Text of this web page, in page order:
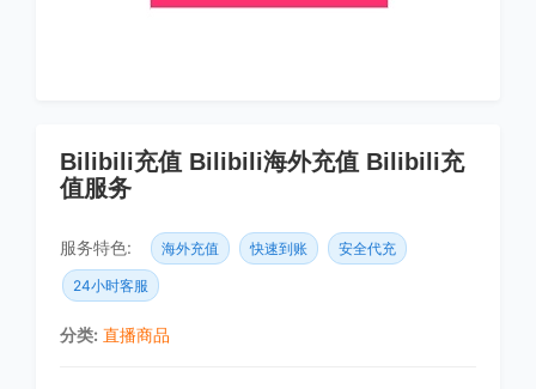
Bilibili充值 Bilibili海外充值 Bilibili充
值服务
服务特色: 海外充值 快速到账 安全代充
24小时客服
分类: 直播商品